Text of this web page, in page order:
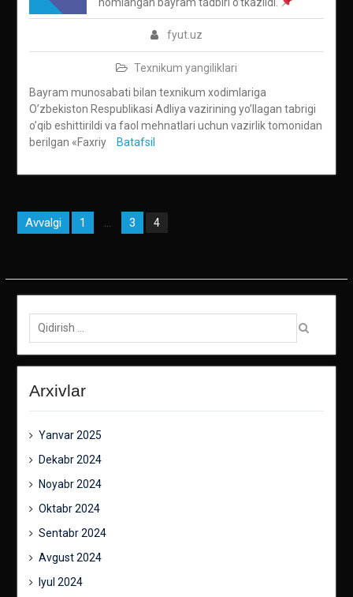
fyut.uz
Texnikum yangiliklari
Bayram munosabati bilan texnikum xodimlariga
O’zbekiston Respublikasi Adliya vazirining yo’llagan tabrigi
o’qib eshittirildi va faol mehnatlari uchun vazirlik tomonidan
berilgan «Faxriy
Batafsil
Maqolalar
bo‘yicha
Avvalgi 1 3 4
Qidirish:
Arxivlar
Yanvar 2025
Dekabr 2024
Noyabr 2024
Oktabr 2024
Sentabr 2024
Avgust 2024
Iyul 2024